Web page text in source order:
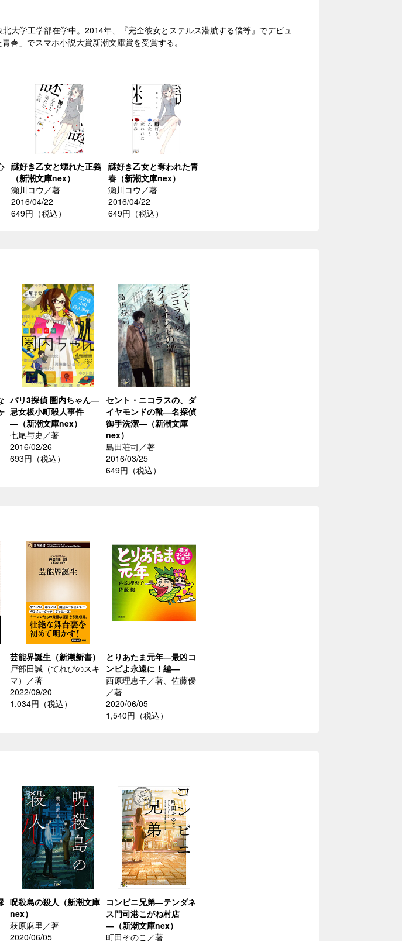
大学工学部在学中。2014年、『完全彼女とステルス潜航する僕等』でデビュ
春」でスマホ小説大賞新潮文庫賞を受賞する。
謎好き乙女と壊れた正義
（新潮文庫nex）
瀬川コウ／著
2016/04/22
649円（税込）
謎好き乙女と奪われた青
春（新潮文庫nex）
瀬川コウ／著
2016/04/22
649円（税込）
バリ3探偵 圏内ちゃん―
忌女板小町殺人事件
―（新潮文庫nex）
七尾与史／著
2016/02/26
693円（税込）
セント・ニコラスの、ダ
イヤモンドの靴―名探偵
御手洗潔―（新潮文庫
nex）
島田荘司／著
2016/03/25
649円（税込）
芸能界誕生（新潮新書）
戸部田誠（てれびのスキ
マ）／著
2022/09/20
1,034円（税込）
とりあたま元年―最凶コ
ンビよ永遠に！編―
西原理恵子／著、佐藤優
／著
2020/06/05
1,540円（税込）
呪殺島の殺人（新潮文庫
nex）
萩原麻里／著
2020/06/05
コンビニ兄弟―テンダネ
ス門司港こがね村店
―（新潮文庫nex）
町田そのこ／著